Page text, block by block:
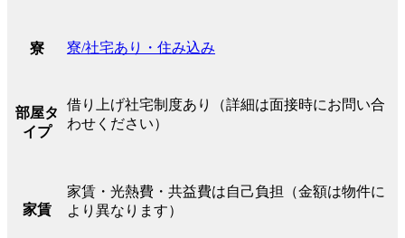
寮 寮/社宅あり・住み込み
部屋タ
イプ
借り上げ社宅制度あり（詳細は面接時にお問い合
わせください）
家賃
家賃・光熱費・共益費は自己負担（金額は物件に
より異なります）